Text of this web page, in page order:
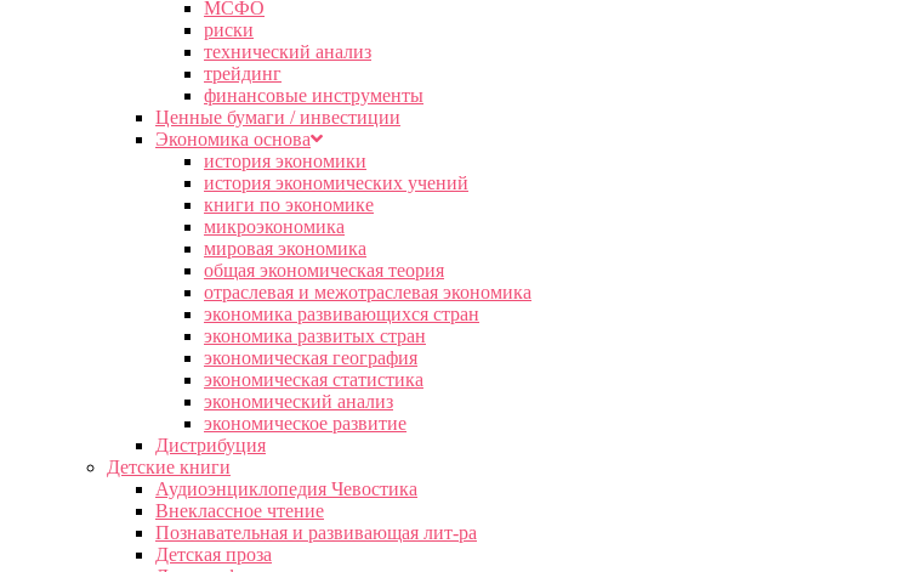
МСФО
риски
технический анализ
трейдинг
финансовые инструменты
Ценные бумаги / инвестиции
Экономика основа
история экономики
история экономических учений
книги по экономике
микроэкономика
мировая экономика
общая экономическая теория
отраслевая и межотраслевая экономика
экономика развивающихся стран
экономика развитых стран
экономическая география
экономическая статистика
экономический анализ
экономическое развитие
Дистрибуция
Детские книги
Аудиоэнциклопедия Чевостика
Внеклассное чтение
Познавательная и развивающая лит-ра
Детская проза